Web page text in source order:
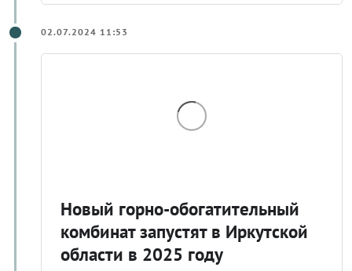
02.07.2024 11:53
Новый горно-обогатительный
комбинат запустят в Иркутской
области в 2025 году